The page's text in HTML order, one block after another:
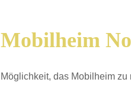
Mobilheim
Möglichkeit, das Mobilheim